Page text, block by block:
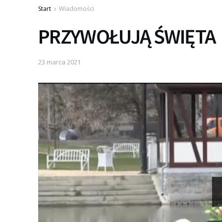
Start Wiadomości
PRZYWOŁUJĄ ŚWIĘTA
23 marca 2021